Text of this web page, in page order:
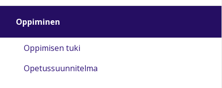
Oppiminen
Oppimisen tuki
Opetussuunnitelma